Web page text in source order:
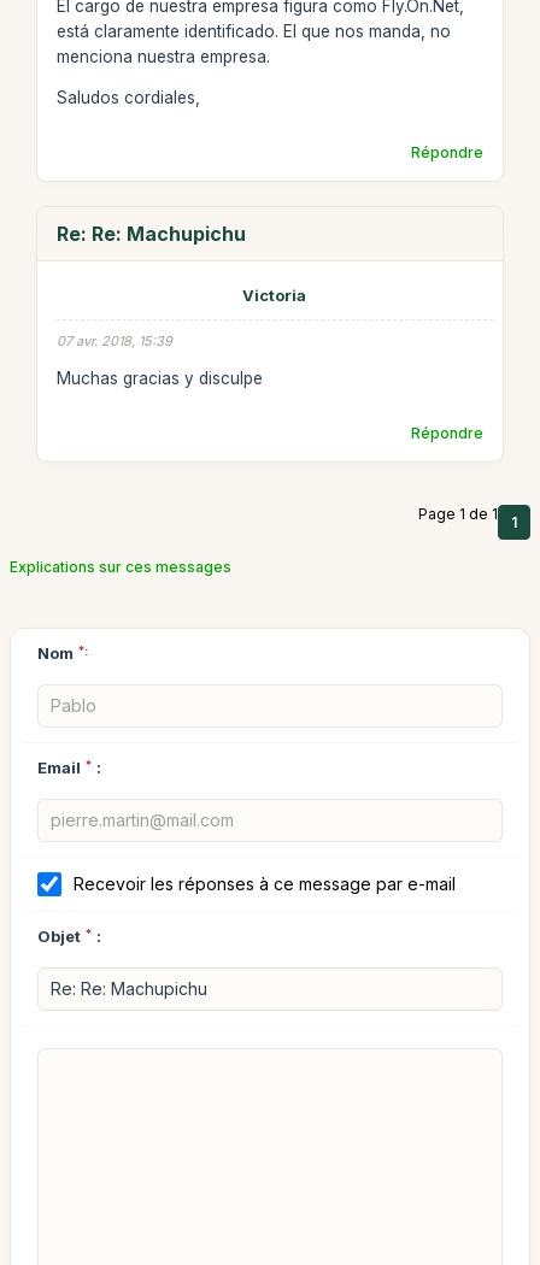
El cargo de nuestra empresa figura como Fly.On.Net,
está claramente identificado. El que nos manda, no
menciona nuestra empresa.
Saludos cordiales,
Répondre
Re: Re: Machupichu
Victoria
07 avr. 2018, 15:39
Muchas gracias y disculpe
Répondre
Page 1 de 1 1
Explications sur ces messages
Nom *:
Email * :
Recevoir les réponses à ce message par e-mail
Objet * :